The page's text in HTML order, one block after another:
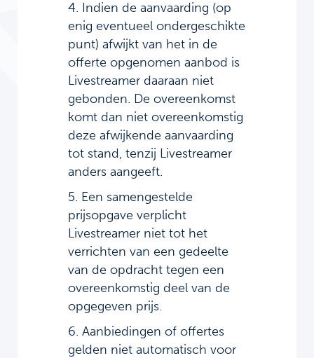
4. Indien de aanvaarding (op
enig eventueel ondergeschikte
punt) afwijkt van het in de
offerte opgenomen aanbod is
Livestreamer daaraan niet
gebonden. De overeenkomst
komt dan niet overeenkomstig
deze afwijkende aanvaarding
tot stand, tenzij Livestreamer
anders aangeeft.
5. Een samengestelde
prijsopgave verplicht
Livestreamer niet tot het
verrichten van een gedeelte
van de opdracht tegen een
overeenkomstig deel van de
opgegeven prijs.
6. Aanbiedingen of offertes
gelden niet automatisch voor